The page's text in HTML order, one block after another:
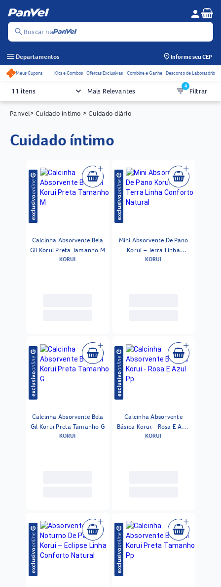
search Buscar na
Menu do
person
menu Departamentos Informe seu CEP
Acessos rápidos do cabeçalho
Meus Cupons Kits e Combos Ofertas Exclusivas Combine e Ganhe Desconto de Laboratório
11 itens keyboard_arrow_down Mais Relevantes filter_list4
Filtrar
Panvel> Cuidado íntimo > Cuidado diário
cuidado íntimo
Calcinha Absorvente Bela
Gil Korui Preta Tamanho M
KORUI
Mini Absorvente De Pano
Korui – Terra Linha
Conforto Natural
KORUI
Calcinha Absorvente Bela
Gil Korui Preta Tamanho G
KORUI
Calcinha Absorvente
Básica Korui - Rosa E Azul
Pp
KORUI